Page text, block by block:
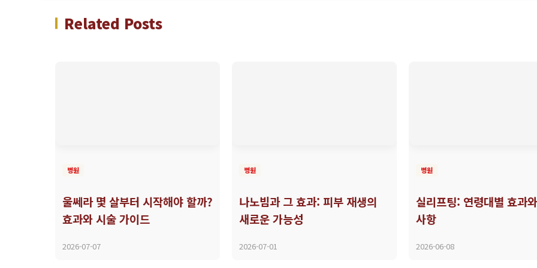
Related Posts
병원
울쎄라 몇 살부터 시작해야 할까?
효과와 시술 가이드
2026-07-07
병원
나노빔과 그 효과: 피부 재생의
새로운 가능성
2026-07-01
병원
실리프팅: 연령대별 효과
사항
2026-06-08